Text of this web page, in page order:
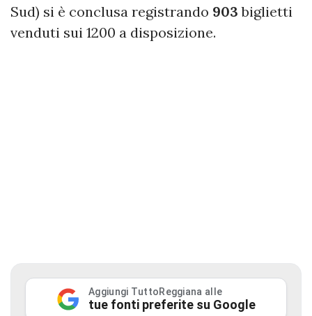
Sud) si è conclusa registrando 903 biglietti
venduti sui 1200 a disposizione.
Aggiungi TuttoReggiana alle
tue fonti preferite su Google